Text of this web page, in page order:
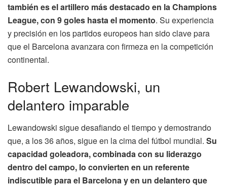
también es el artillero más destacado en la Champions
League, con 9 goles hasta el momento. Su experiencia
y precisión en los partidos europeos han sido clave para
que el Barcelona avanzara con firmeza en la competición
continental.
Robert Lewandowski, un
delantero imparable
Lewandowski sigue desafiando el tiempo y demostrando
que, a los 36 años, sigue en la cima del fútbol mundial. Su
capacidad goleadora, combinada con su liderazgo
dentro del campo, lo convierten en un referente
indiscutible para el Barcelona y en un delantero que